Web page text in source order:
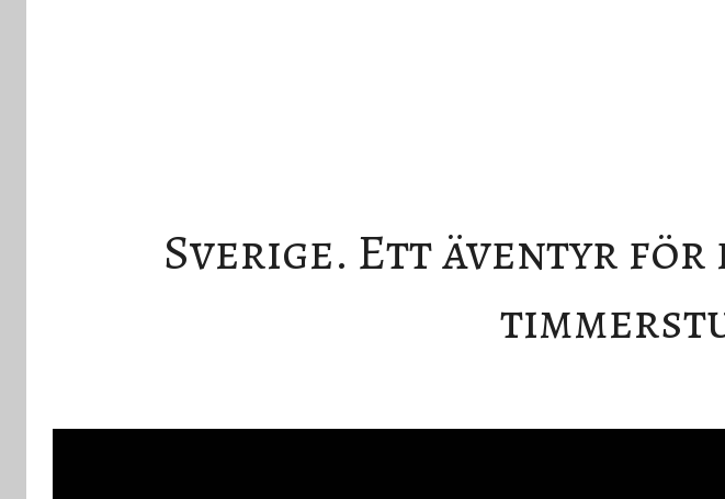
Sverige. Ett äventyr för